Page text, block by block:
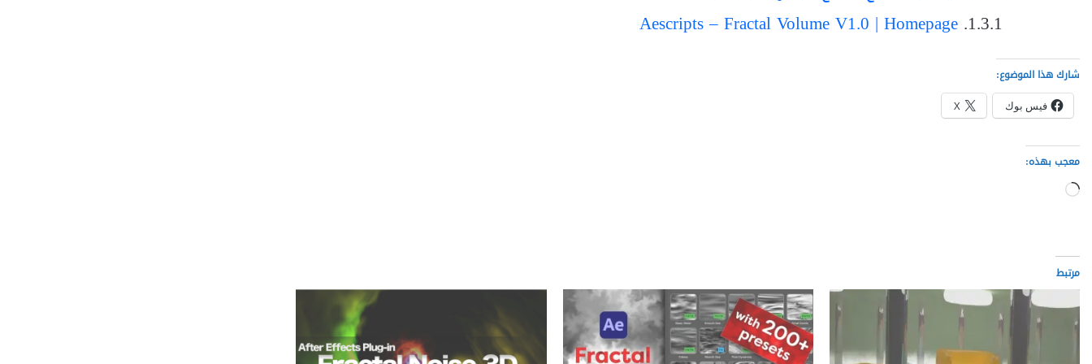
Aescripts – Fractal Volume V1.0 | Homepage
شارك هذا الموضوع:
فيس بوك X
معجب بهذه:
جاري
مرتبط